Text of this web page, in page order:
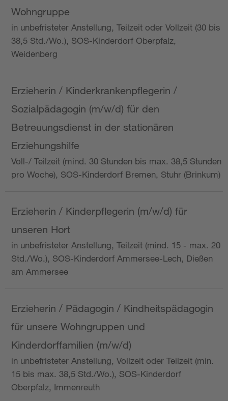
Wohngruppe
in unbefristeter Anstellung, Teilzeit oder Vollzeit (30 bis
38,5 Std./Wo.), SOS-Kinderdorf Oberpfalz,
Weidenberg
Erzieherin / Kinderkrankenpflegerin /
Sozialpädagogin (m/w/d) für den
Betreuungsdienst in der stationären
Erziehungshilfe
Voll-/ Teilzeit (mind. 30 Stunden bis max. 38,5 Stunden
pro Woche), SOS-Kinderdorf Bremen, Stuhr (Brinkum)
Erzieherin / Kinderpflegerin (m/w/d) für
unseren Hort
in unbefristeter Anstellung, Teilzeit (mind. 15 - max. 20
Std./Wo.), SOS-Kinderdorf Ammersee-Lech, Dießen
am Ammersee
Erzieherin / Pädagogin / Kindheitspädagogin
für unsere Wohngruppen und
Kinderdorffamilien (m/w/d)
in unbefristeter Anstellung, Vollzeit oder Teilzeit (min.
15 bis max. 38,5 Std./Wo.), SOS-Kinderdorf
Oberpfalz, Immenreuth